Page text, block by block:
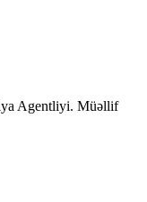
Agentliyi. Müəllif